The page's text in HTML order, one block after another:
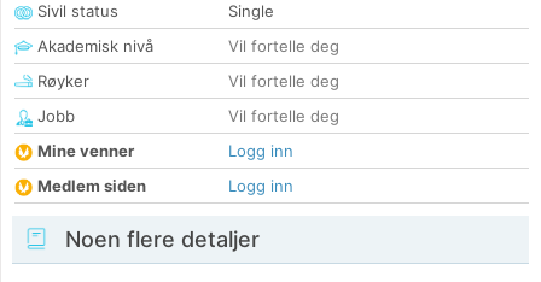
Sivil status
Single
Akademisk nivå
Vil fortelle deg
Røyker
Vil fortelle deg
Jobb
Vil fortelle deg
Mine venner
Logg inn
Medlem siden
Logg inn
Noen flere detaljer